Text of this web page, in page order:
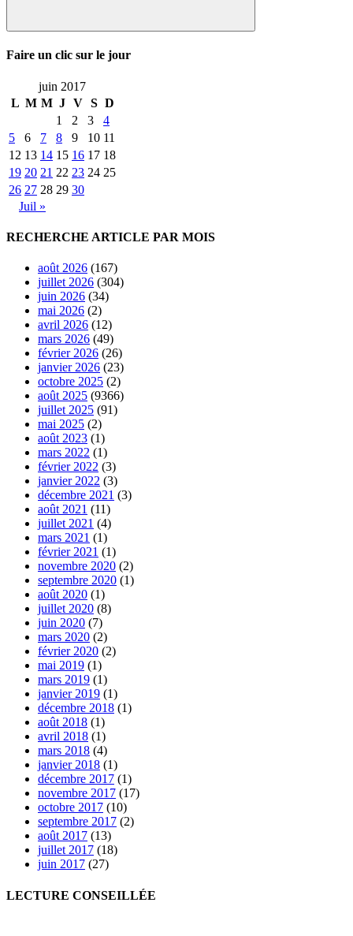
Rechercher
Faire un clic sur le jour
juin 2017
L M M J V S D
1
2 3
4
5
6 7 8 9 10 11
12 13 14 15 16 17 18
19 20 21 22 23 24 25
26 27 28 29 30
Juil »
RECHERCHE ARTICLE PAR MOIS
août 2026 (167)
juillet 2026 (304)
juin 2026 (34)
mai 2026 (2)
avril 2026 (12)
mars 2026 (49)
février 2026 (26)
janvier 2026 (23)
octobre 2025 (2)
août 2025 (9366)
juillet 2025 (91)
mai 2025 (2)
août 2023 (1)
mars 2022 (1)
février 2022 (3)
janvier 2022 (3)
décembre 2021 (3)
août 2021 (11)
juillet 2021 (4)
mars 2021 (1)
février 2021 (1)
novembre 2020 (2)
septembre 2020 (1)
août 2020 (1)
juillet 2020 (8)
juin 2020 (7)
mars 2020 (2)
février 2020 (2)
mai 2019 (1)
mars 2019 (1)
janvier 2019 (1)
décembre 2018 (1)
août 2018 (1)
avril 2018 (1)
mars 2018 (4)
janvier 2018 (1)
décembre 2017 (1)
novembre 2017 (17)
octobre 2017 (10)
septembre 2017 (2)
août 2017 (13)
juillet 2017 (18)
juin 2017 (27)
LECTURE CONSEILLÉE